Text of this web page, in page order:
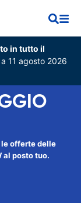
in tutto il
11 agosto 2026
le offerte delle
al posto tuo.